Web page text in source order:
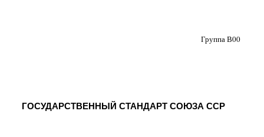
Группа В00
ГОСУДАРСТВЕННЫЙ СТАНДАРТ СОЮЗА ССР